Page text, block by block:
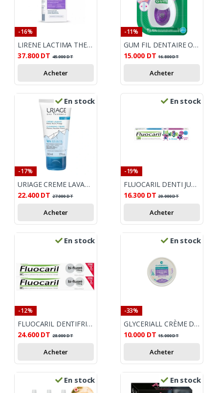
-16%
LIRENE LACTIMA THERAPY+ GEL INTIME ANTI INFLAMATOIRE 300ML
37.800 DT 45.000DT
Acheter
-11%
GUM FIL DENTAIRE ORTHO FLOSS CIRE 2030
15.000 DT 16.800DT
Acheter
En stock
-17%
URIAGE CREME LAVANTE PEAUX SENSIBLE 200ML
22.400 DT 27.000DT
Acheter
En stock
-19%
FLUOCARIL DENTI JUNIOR GEL BUBBLE GUM 75ML
16.300 DT 20.000DT
Acheter
En stock
-12%
FLUOCARIL DENTIFRICE BLANCHEUR BI-FLUORE LOT DE 2 X 75 ML
24.600 DT 28.000DT
Acheter
En stock
-33%
GLYCERIALL CRÈME DÉO 2EN1 (100 ML)
10.000 DT 15.000DT
Acheter
En stock En stock